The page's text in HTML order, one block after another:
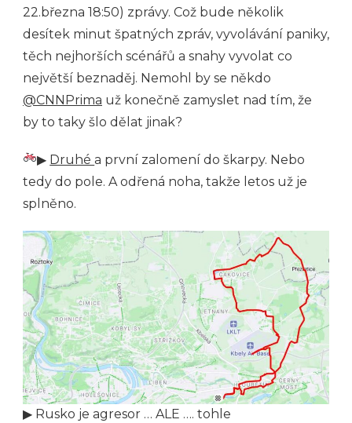
22.března 18:50) zprávy. Což bude několik
desítek minut špatných zpráv, vyvolávání paniky,
těch nejhorších scénářů a snahy vyvolat co
největší beznaděj. Nemohl by se někdo
@CNNPrima už konečně zamyslet nad tím, že
by to taky šlo dělat jinak?
▶ Druhéa první zalomení do škarpy. Nebo
tedy do pole. A odřená noha, takže letos už je
splněno.
▶ Rusko je agresor … ALE …. tohle